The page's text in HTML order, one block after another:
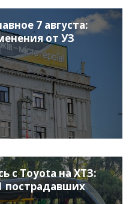
7 августа:
от УЗ
с Toyota на ХТЗ:
пострадавших